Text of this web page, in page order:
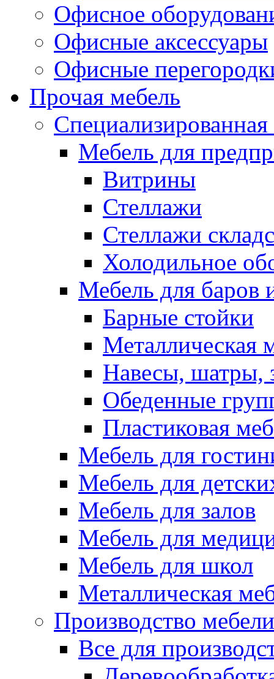
Офисное
Офисные аксессуары
Офисные
Прочая мебель
Специализированная
Мебель для
Витрины
Стеллажи
Стеллажи
Холодильное
Мебель для баров
Барные стойки
Металлическая
Навесы, шатры,
Обеденные
Пластиковая
Мебель для
Мебель для
Мебель для залов
Мебель для
Мебель для школ
Металлическая
Производство мебели
Все для